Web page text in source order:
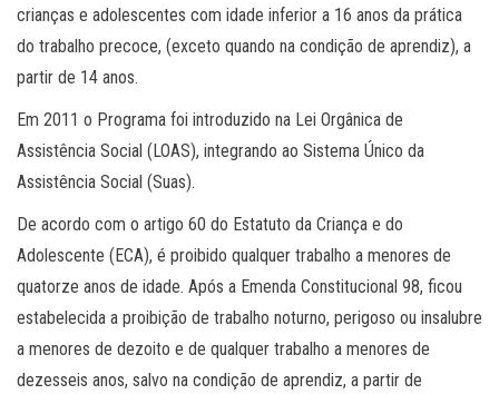
crianças e adolescentes com idade inferior a 16 anos da prática
do trabalho precoce, (exceto quando na condição de aprendiz), a
partir de 14 anos.
Em 2011 o Programa foi introduzido na Lei Orgânica de
Assistência Social (LOAS), integrando ao Sistema Único da
Assistência Social (Suas).
De acordo com o artigo 60 do Estatuto da Criança e do
Adolescente (ECA), é proibido qualquer trabalho a menores de
quatorze anos de idade. Após a Emenda Constitucional 98, ficou
estabelecida a proibição de trabalho noturno, perigoso ou insalubre
a menores de dezoito e de qualquer trabalho a menores de
dezesseis anos, salvo na condição de aprendiz, a partir de